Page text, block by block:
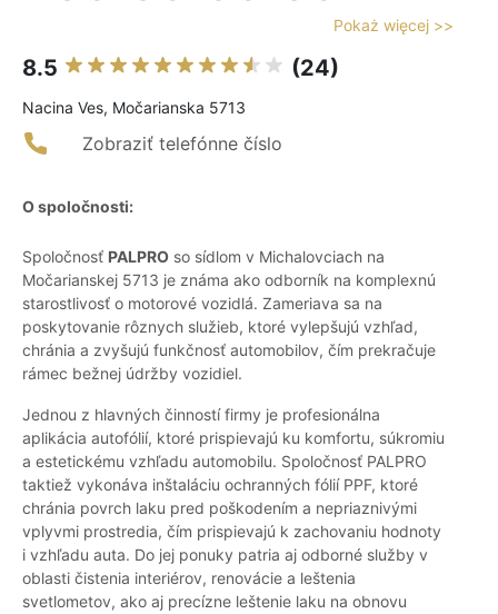
Pokaż więcej >>
8.5 (24)
Nacina Ves, Močarianska 5713
Zobraziť telefónne číslo
O spoločnosti:
Spoločnosť PALPRO so sídlom v Michalovciach na
Močarianskej 5713 je známa ako odborník na komplexnú
starostlivosť o motorové vozidlá. Zameriava sa na
poskytovanie rôznych služieb, ktoré vylepšujú vzhľad,
chránia a zvyšujú funkčnosť automobilov, čím prekračuje
rámec bežnej údržby vozidiel.
Jednou z hlavných činností firmy je profesionálna
aplikácia autofólií, ktoré prispievajú ku komfortu, súkromiu
a estetickému vzhľadu automobilu. Spoločnosť PALPRO
taktiež vykonáva inštaláciu ochranných fólií PPF, ktoré
chránia povrch laku pred poškodením a nepriaznivými
vplyvmi prostredia, čím prispievajú k zachovaniu hodnoty
i vzhľadu auta. Do jej ponuky patria aj odborné služby v
oblasti čistenia interiérov, renovácie a leštenia
svetlometov, ako aj precízne leštenie laku na obnovu